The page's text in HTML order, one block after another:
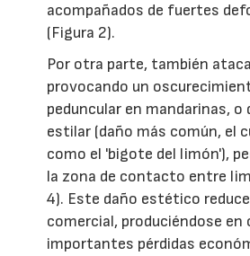
acompañados de fuertes
(Figura 2).
Por otra parte, también
provocando un
peduncular en mandarinas, o
estilar (daño más común, el
como el 'bigote del limón'),
la zona de contacto entre
4). Este daño estético
comercial, produciéndose en
importantes pérdidas